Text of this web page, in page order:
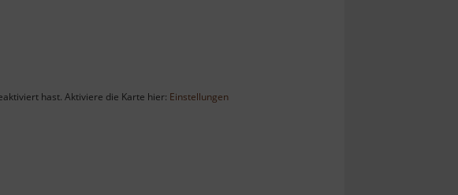
hast. Aktiviere die Karte hier: Einstellungen